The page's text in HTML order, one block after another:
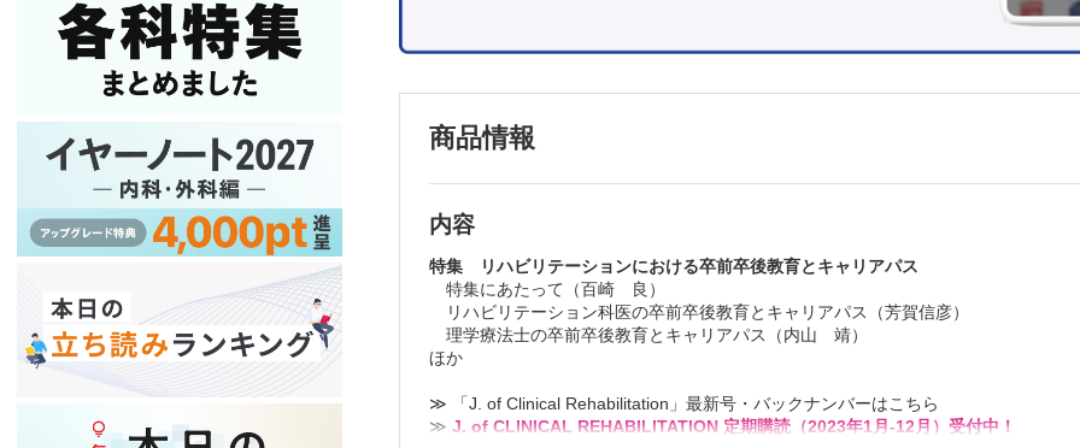
リハビリテーション医療における安全管理の一工夫
I．急性期病院における安全管理：3．急変時の院内体制（
リハビリテーション治療中のリスクに備える医療機器管理
6．公益社団法人日本義肢装具士協会（野坂利也）
日本リハビリテーション連携科学学会第24回大会（矢野秀
開催案内
バックナンバー
商品情報
内容
特集 リハビリテーションにおける卒前卒後教育とキャリアパス
特集にあたって（百崎 良）
リハビリテーション科医の卒前卒後教育とキャリアパス（芳賀信彦）
理学療法士の卒前卒後教育とキャリアパス（内山 靖）
ほか
≫ 「J. of Clinical Rehabilitation」最新号・バックナンバーはこちら
≫ J. of CLINICAL REHABILITATION 定期購読（2023年1月-12月）受付中！